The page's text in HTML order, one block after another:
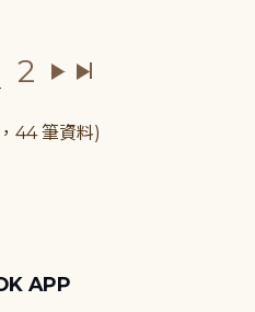
2
44 筆資料)
APP